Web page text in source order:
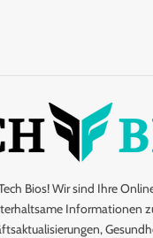
Bios! Wir sind Ihre
Informationen